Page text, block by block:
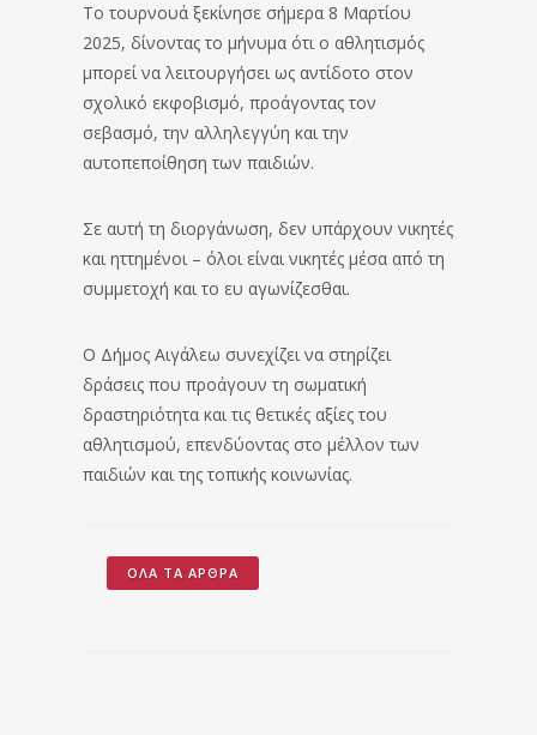
Το τουρνουά ξεκίνησε σήμερα 8 Μαρτίου
2025, δίνοντας το μήνυμα ότι ο αθλητισμός
μπορεί να λειτουργήσει ως αντίδοτο στον
σχολικό εκφοβισμό, προάγοντας τον
σεβασμό, την αλληλεγγύη και την
αυτοπεποίθηση των παιδιών.
Σε αυτή τη διοργάνωση, δεν υπάρχουν νικητές
και ηττημένοι – όλοι είναι νικητές μέσα από τη
συμμετοχή και το ευ αγωνίζεσθαι.
Ο Δήμος Αιγάλεω συνεχίζει να στηρίζει
δράσεις που προάγουν τη σωματική
δραστηριότητα και τις θετικές αξίες του
αθλητισμού, επενδύοντας στο μέλλον των
παιδιών και της τοπικής κοινωνίας.
ΌΛΑ ΤΑ ΆΡΘΡΑ